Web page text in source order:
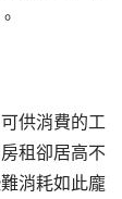
供消費的工
租卻居高不
消耗如此龐